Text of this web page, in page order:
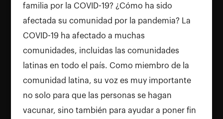
Para usar la cámara, por favor concede
familia por la COVID-19? ¿Cómo ha sido
afectada su comunidad por la pandemia? La
COVID-19 ha afectado a muchas
comunidades, incluidas las comunidades
latinas en todo el país. Como miembro de la
comunidad latina, su voz es muy importante
no solo para que las personas se hagan
vacunar, sino también para ayudar a poner fin